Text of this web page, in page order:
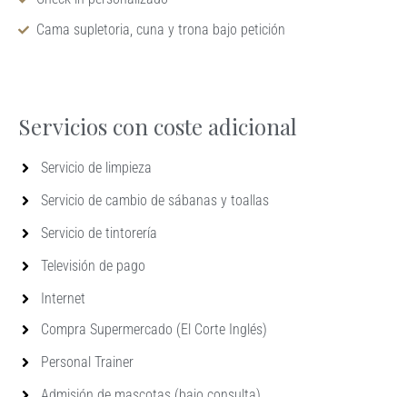
Cama supletoria, cuna y trona bajo petición
Servicios con coste adicional
Servicio de limpieza
Servicio de cambio de sábanas y toallas
Servicio de tintorería
Televisión de pago
Internet
Compra Supermercado (El Corte Inglés)
Personal Trainer